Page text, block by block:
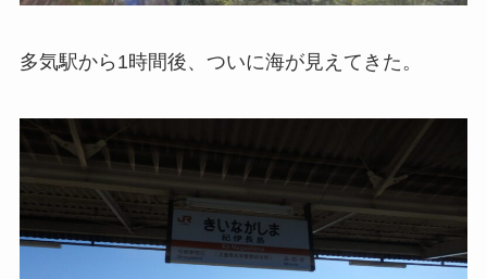
多気駅から1時間後、ついに海が見えてきた。